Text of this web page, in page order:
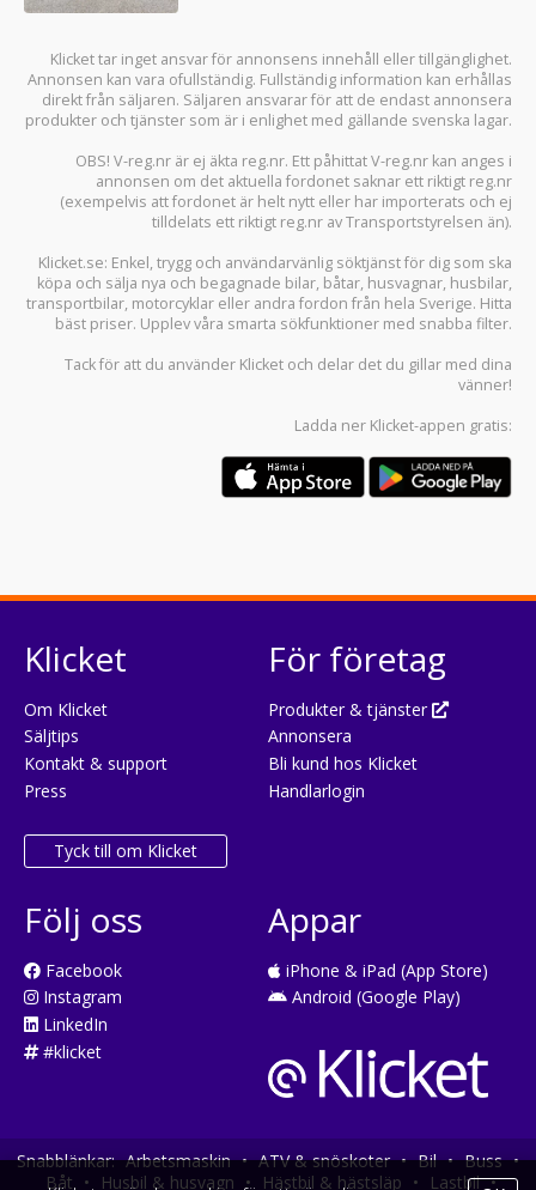
Klicket tar inget ansvar för annonsens innehåll eller tillgänglighet.
Annonsen kan vara ofullständig. Fullständig information kan erhållas
direkt från säljaren. Säljaren ansvarar för att de endast annonsera
produkter och tjänster som är i enlighet med gällande svenska lagar.
OBS! V-reg.nr är ej äkta reg.nr. Ett påhittat V-reg.nr kan anges i
annonsen om det aktuella fordonet saknar ett riktigt reg.nr
(exempelvis att fordonet är helt nytt eller har importerats och ej
tilldelats ett riktigt reg.nr av Transportstyrelsen än).
Klicket.se: Enkel, trygg och användarvänlig söktjänst för dig som ska
köpa och sälja nya och begagnade bilar, båtar, husvagnar, husbilar,
transportbilar, motorcyklar eller andra fordon från hela Sverige. Hitta
bäst priser. Upplev våra smarta sökfunktioner med snabba filter.
Tack för att du använder Klicket och delar det du gillar med dina
vänner!
Ladda ner Klicket-appen gratis:
Klicket
Om Klicket
Säljtips
Kontakt & support
Press
Tyck till om Klicket
För företag
Produkter & tjänster
Annonsera
Bli kund hos Klicket
Handlarlogin
Följ oss
Facebook
Instagram
LinkedIn
#klicket
Appar
iPhone & iPad (App Store)
Android (Google Play)
Snabblänkar: Arbetsmaskin • ATV & snöskoter • Bil • Buss •
Båt • Husbil & husvagn • Hästbil & hästsläp • Lastbil •